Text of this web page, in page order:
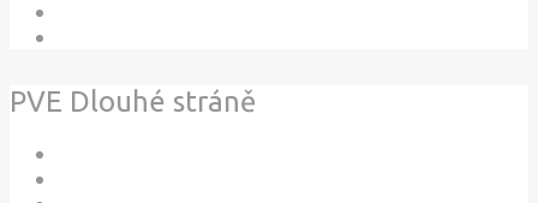
PVE Dlouhé stráně